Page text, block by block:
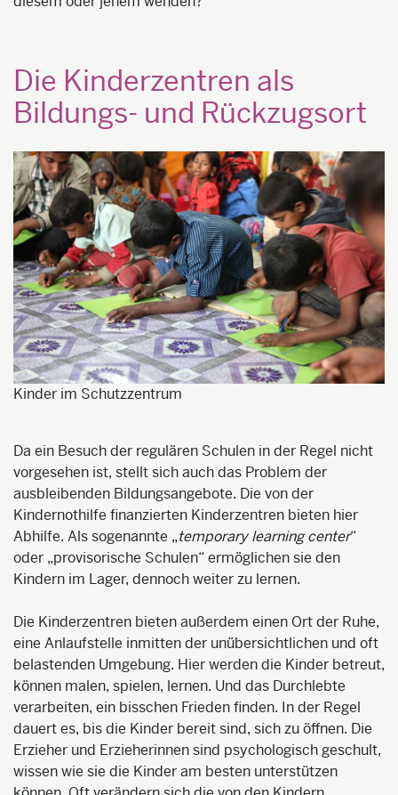
Die Kinderzentren als
Bildungs- und Rückzugsort
Kinder im Schutzzentrum
Da ein Besuch der regulären Schulen in der Regel nicht
vorgesehen ist, stellt sich auch das Problem der
ausbleibenden Bildungsangebote. Die von der
Kindernothilfe finanzierten Kinderzentren bieten hier
Abhilfe. Als sogenannte „temporary learning center“
oder „provisorische Schulen“ ermöglichen sie den
Kindern im Lager, dennoch weiter zu lernen.
Die Kinderzentren bieten außerdem einen Ort der Ruhe,
eine Anlaufstelle inmitten der unübersichtlichen und oft
belastenden Umgebung. Hier werden die Kinder betreut,
können malen, spielen, lernen. Und das Durchlebte
verarbeiten, ein bisschen Frieden finden. In der Regel
dauert es, bis die Kinder bereit sind, sich zu öffnen. Die
Erzieher und Erzieherinnen sind psychologisch geschult,
wissen wie sie die Kinder am besten unterstützen